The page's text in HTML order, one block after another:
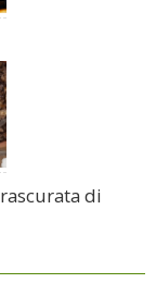
di